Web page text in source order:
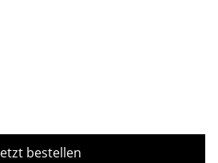
bestellen